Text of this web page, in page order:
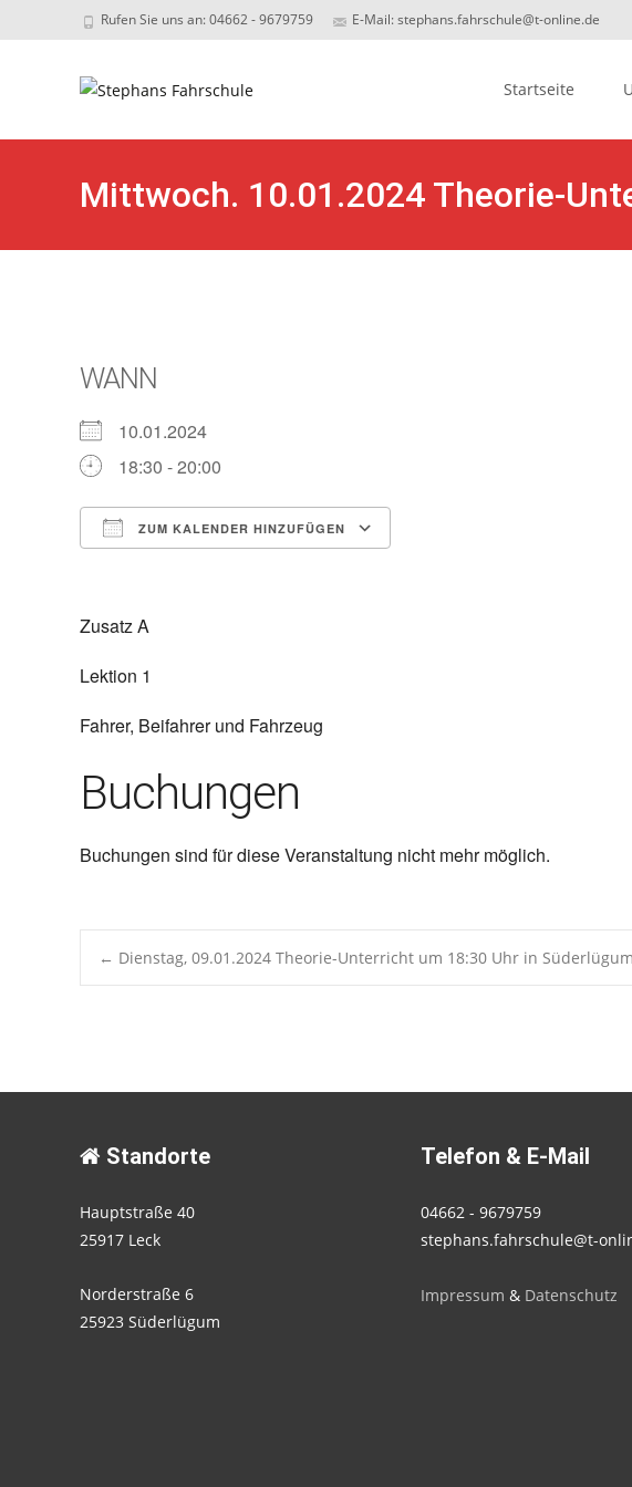
Rufen Sie uns an: 04662 - 9679759 E-Mail: stephans.fahrschule@t-online.de
Startseite
Mittwoch. 10.01.2024 Theorie-
WANN
10.01.2024
18:30 - 20:00
ZUM KALENDER HINZUFÜGEN
Zusatz A
Lektion 1
Fahrer, Beifahrer und Fahrzeug
Buchungen
Buchungen sind für diese Veranstaltung nicht mehr möglich.
Post
← Dienstag, 09.01.2024 Theorie-Unterricht um 18:30 Uhr in
Standorte
Hauptstraße 40
25917 Leck
Norderstraße 6
25923 Süderlügum
Telefon & E-Mail
04662 - 9679759
stephans.fahrschule@t-
Impressum & Datenschutz